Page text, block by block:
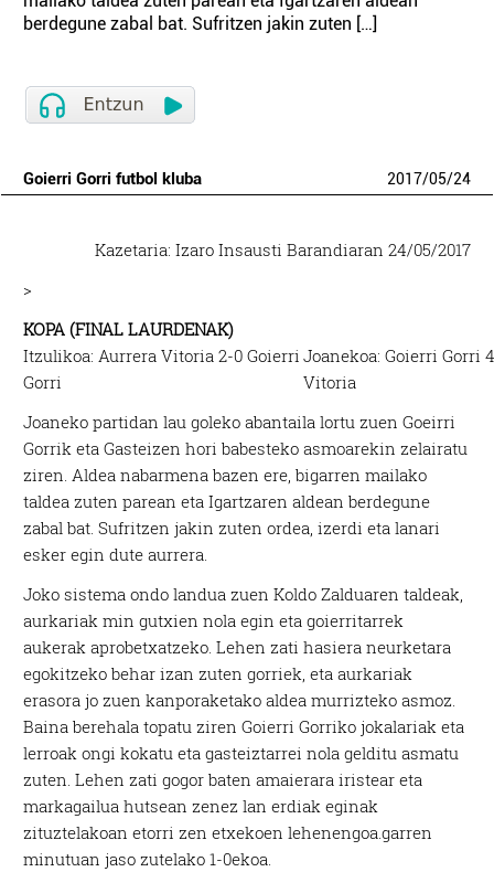
berdegune zabal bat. Sufritzen jakin zuten […]
Goierri Gorri futbol kluba 2017/05/24
Kazetaria: Izaro Insausti Barandiaran 24/05/2017
>
KOPA (FINAL LAURDENAK)
Itzulikoa: Aurrera Vitoria 2-0 Goierri
Gorri
Joanekoa: Goierri Gorri
Vitoria
Joaneko partidan lau goleko abantaila lortu zuen Goeirri
Gorrik eta Gasteizen hori babesteko asmoarekin zelairatu
ziren. Aldea nabarmena bazen ere, bigarren mailako
taldea zuten parean eta Igartzaren aldean berdegune
zabal bat. Sufritzen jakin zuten ordea, izerdi eta lanari
esker egin dute aurrera.
Joko sistema ondo landua zuen Koldo Zalduaren taldeak,
aurkariak min gutxien nola egin eta goierritarrek
aukerak aprobetxatzeko. Lehen zati hasiera neurketara
egokitzeko behar izan zuten gorriek, eta aurkariak
erasora jo zuen kanporaketako aldea murrizteko asmoz.
Baina berehala topatu ziren Goierri Gorriko jokalariak eta
lerroak ongi kokatu eta gasteiztarrei nola gelditu asmatu
zuten. Lehen zati gogor baten amaierara iristear eta
markagailua hutsean zenez lan erdiak eginak
zituztelakoan etorri zen etxekoen lehenengoa.garren
minutuan jaso zutelako 1-0ekoa.